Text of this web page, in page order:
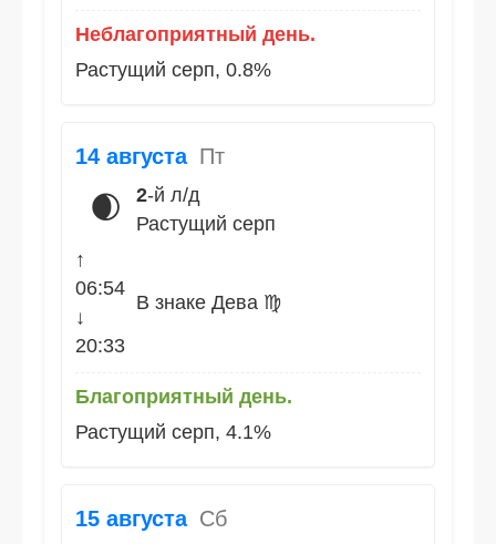
Неблагоприятный день.
Растущий серп, 0.8%
14 августа Пт
🌒 2-й л/д
Растущий серп
↑
06:54
↓
20:33
В знаке Дева ♍
Благоприятный день.
Растущий серп, 4.1%
15 августа Сб